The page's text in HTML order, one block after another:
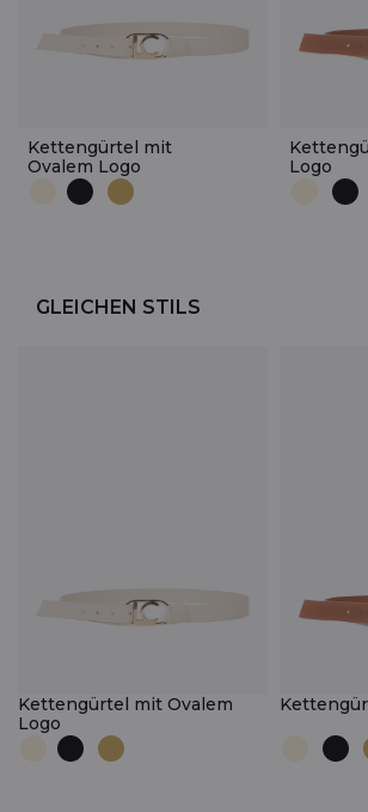
Kettengürtel mit
Ovalem Logo
Logo
GLEICHEN STILS
Kettengürtel mit Ovalem
Logo